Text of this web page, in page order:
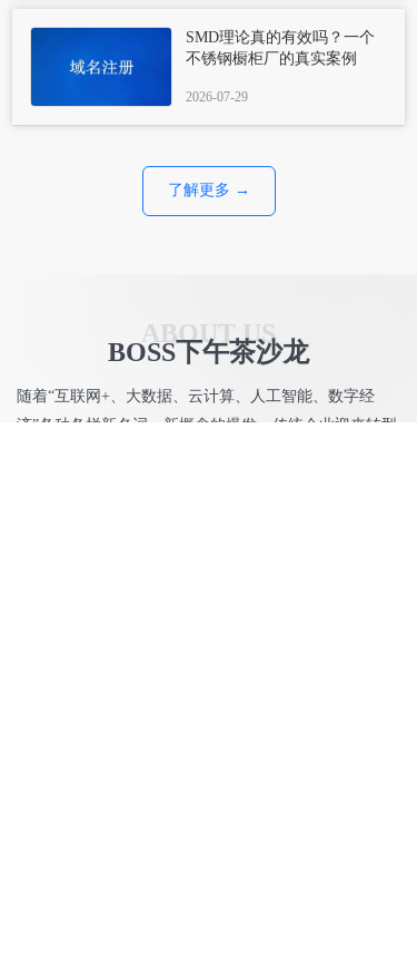
SMD理论真的有效吗？一个
不锈钢橱柜厂的真实案例
2026-07-29
了解更多 →
ABOUT US
BOSS下午茶沙龙
随着“互联网+、大数据、云计算、人工智能、数字经
济”各种各样新名词、新概念的爆发，传统企业迎来转型